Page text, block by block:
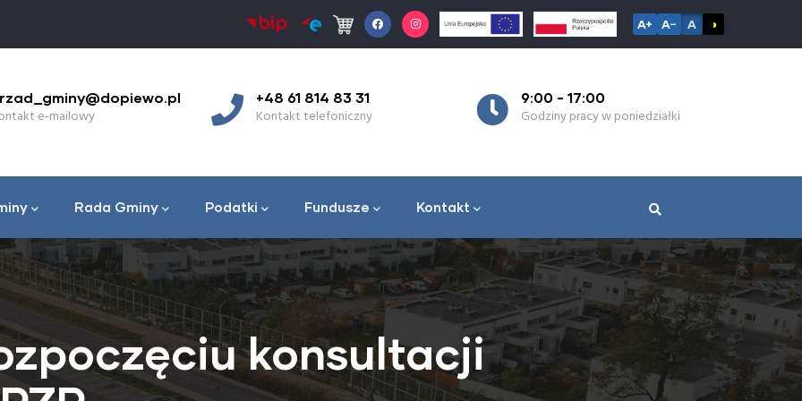
A+ A− A ◑
e-mailowy
+48 61 814 83 31
Kontakt telefoniczny
9:00 - 17:00
Godziny pracy w poniedziałki
Rada Gminy Podatki Fundusze Kontakt
konsultacji